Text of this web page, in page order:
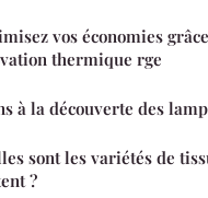
vos économies
thermique rge
à la découverte des
sont les variétés de
?